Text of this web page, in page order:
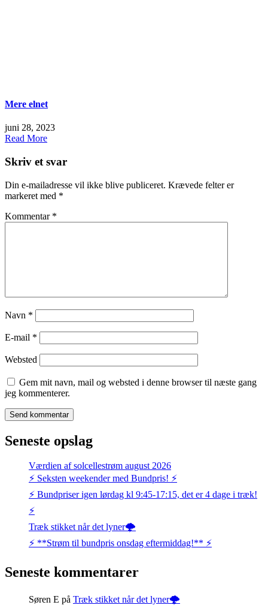
Mere elnet
juni 28, 2023
Read More
Skriv et svar
Din e-mailadresse vil ikke blive publiceret. Krævede felter er
markeret med *
Kommentar *
Navn *
E-mail *
Websted
Gem mit navn, mail og websted i denne browser til næste gang
jeg kommenterer.
Seneste opslag
Værdien af solcellestrøm august 2026
⚡️ Seksten weekender med Bundpris! ⚡️
⚡️ Bundpriser igen lørdag kl 9:45-17:15, det er 4 dage i træk!
⚡️
Træk stikket når det lyner🌩️
⚡️ **Strøm til bundpris onsdag eftermiddag!** ⚡️
Seneste kommentarer
Søren E på Træk stikket når det lyner🌩️